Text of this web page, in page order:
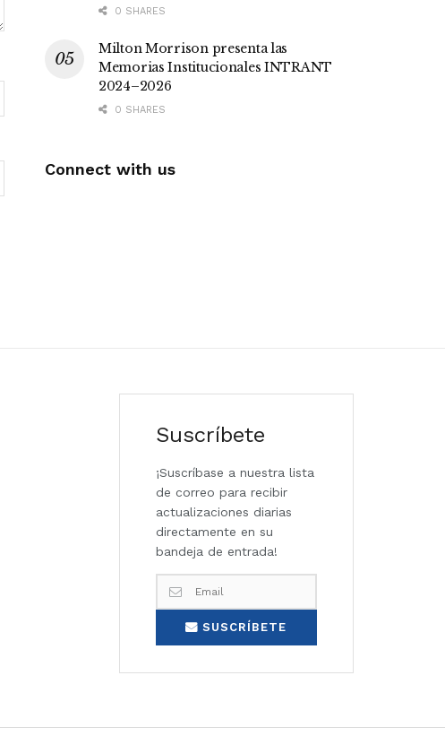
0 SHARES
Milton Morrison presenta las
Memorias Institucionales INTRANT
2024–2026
0 SHARES
Connect with us
Suscríbete
¡Suscríbase a nuestra lista
de correo para recibir
actualizaciones diarias
directamente en su
bandeja de entrada!
SUSCRÍBETE